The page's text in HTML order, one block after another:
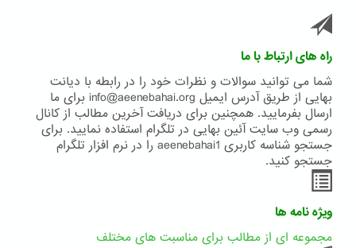
راه های ارتباط با ما
شما می توانید سوالات و نظرات خود را در رابطه با دیانت
بهایی از طریق آدرس ایمیل info@aeenebahai.org برای ما
ارسال بفرمایید. همچنین برای دریافت آخرین مطالب از کانال
رسمی وب سایت آئین بهایی در تلگرام استفاده نمایید. برای
جستجو شناسه کاربری aeenebahai1 را در نرم افزار تلگرام
جستجو کنید.
ویژه نامه ها
مجموعه ای از مطالب برای مناسبت های مختلف